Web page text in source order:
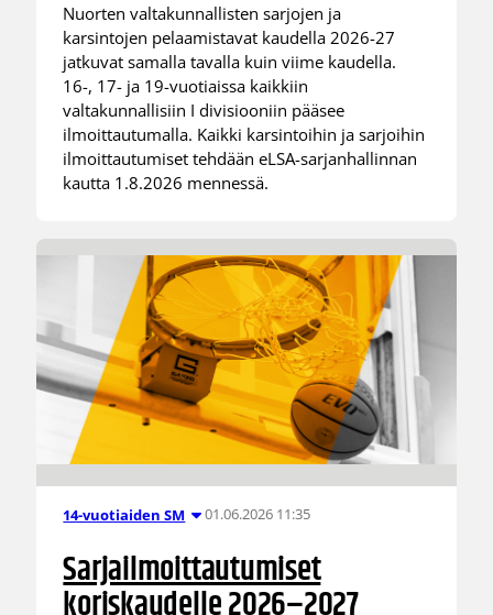
Nuorten valtakunnallisten sarjojen ja
karsintojen pelaamistavat kaudella 2026-27
jatkuvat samalla tavalla kuin viime kaudella.
16-, 17- ja 19-vuotiaissa kaikkiin
valtakunnallisiin I divisiooniin pääsee
ilmoittautumalla. Kaikki karsintoihin ja sarjoihin
ilmoittautumiset tehdään eLSA-sarjanhallinnan
kautta 1.8.2026 mennessä.
14-vuotiaiden SM 01.06.2026 11:35
Sarjailmoittautumiset